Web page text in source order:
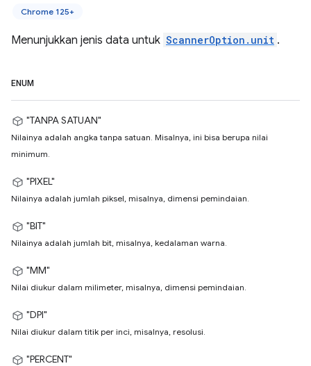
Chrome 125+
Menunjukkan jenis data untuk ScannerOption.unit .
ENUM
"TANPA SATUAN"
Nilainya adalah angka tanpa satuan. Misalnya, ini bisa berupa nilai
minimum.
"PIXEL"
Nilainya adalah jumlah piksel, misalnya, dimensi pemindaian.
"BIT"
Nilainya adalah jumlah bit, misalnya, kedalaman warna.
"MM"
Nilai diukur dalam milimeter, misalnya, dimensi pemindaian.
"DPI"
Nilai diukur dalam titik per inci, misalnya, resolusi.
"PERCENT"